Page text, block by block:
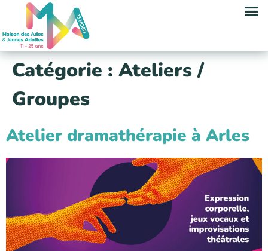
principal
Catégorie : Ateliers /
Groupes
Atelier dramathérapie à Arles